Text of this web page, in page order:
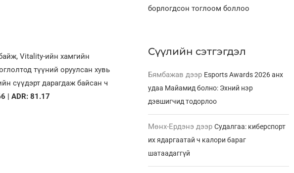
Vitality-ийн хамгийн
түүний оруулсан хувь
сүүдэрт дарагдаж байсан ч
| ADR: 81.17
борлогдсон тоглоом боллоо
Сүүлийн сэтгэгдэл
Бямбажав дээр Esports Awards 2026 анх
удаа Майамид болно: Эхний нэр
дэвшигчид тодорлоо
Мөнх-Ердэнэ дээрСудалгаа: киберспорт
их ядаргаатай ч калори бараг
шатаадаггүй